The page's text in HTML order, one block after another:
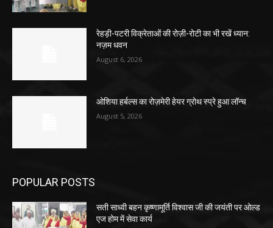
रेहड़ी-पटरी विक्रेताओं की रोज़ी-रोटी का भी रखें ध्यान:
नज़म धवन
August 6, 2026
ओशिया हर्बल्स का रोज़मेरी हेयर ग्रोथ स्प्रे हुआ लॉन्च
August 5, 2026
POPULAR POSTS
सती साध्वी बहन कृष्णामूर्ति विश्वास जी की जयंती पर ओल्ड
एज होम में सेवा कार्य